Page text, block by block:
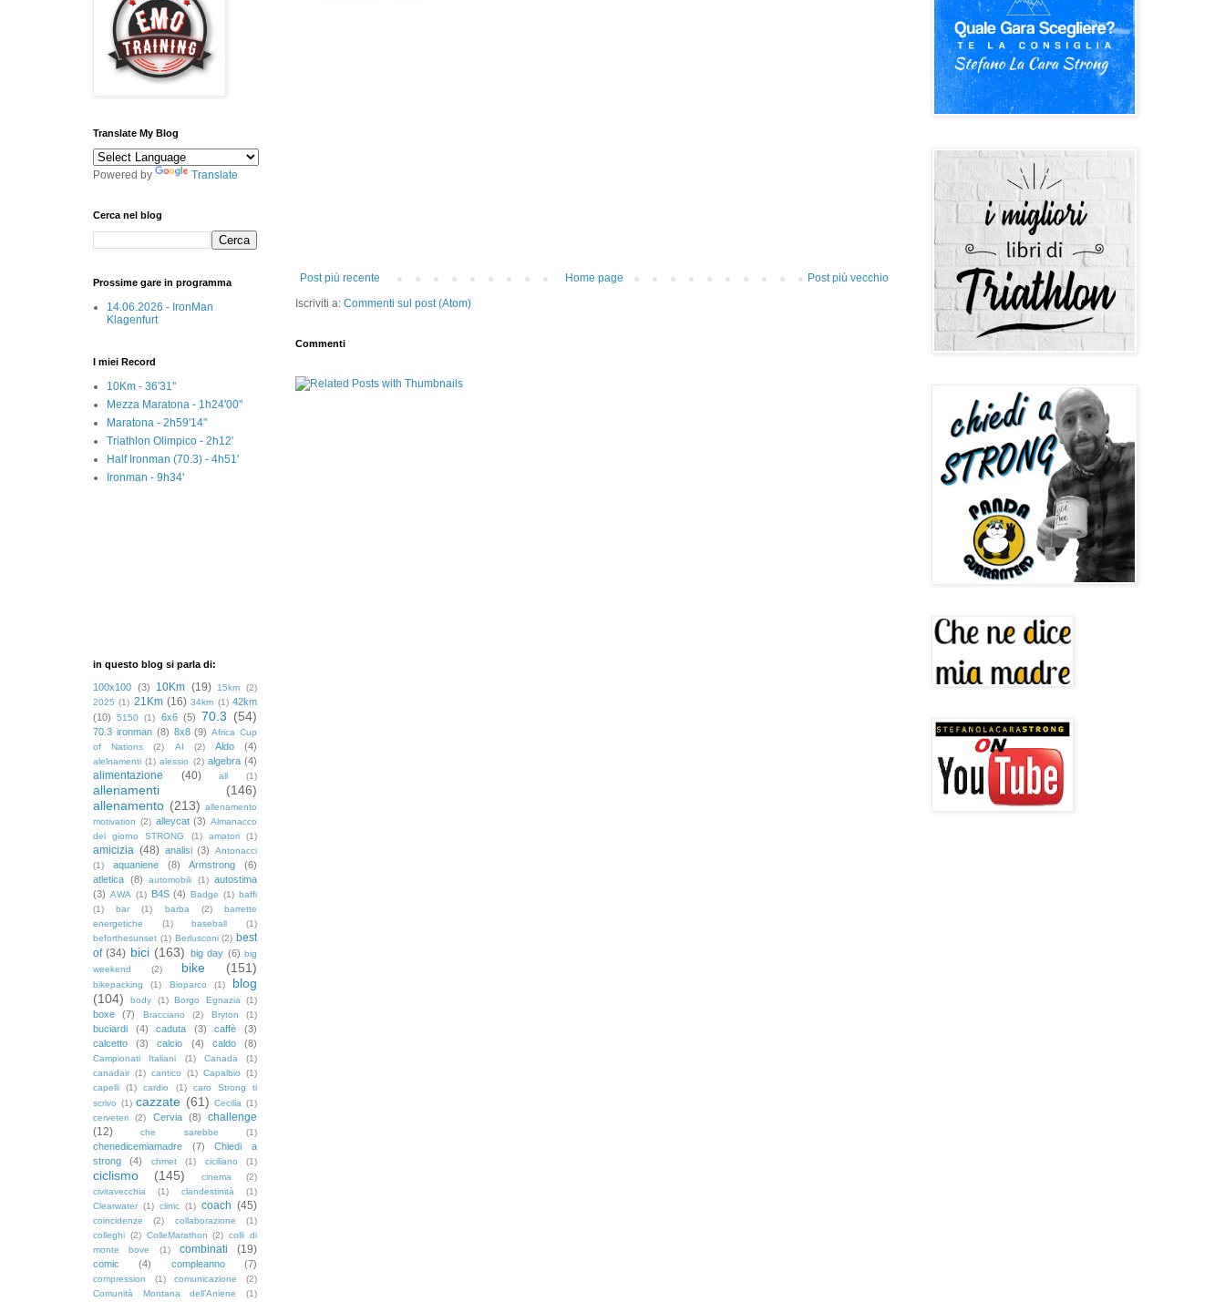
Post più recente Post più vecchio
Home page
Iscriviti a: Commenti sul post (Atom)
Commenti
Translate My Blog
Powered by Translate
Cerca nel blog
Prossime gare in programma
14.06.2026 - IronMan
Klagenfurt
I miei Record
10Km - 36'31"
Mezza Maratona - 1h24'00"
Maratona - 2h59'14"
Triathlon Olimpico - 2h12'
Half Ironman (70.3) - 4h51'
Ironman - 9h34'
in questo blog si parla di:
100x100 (3) 10Km (19) 15km
(2)
2025 (1) 21Km (16) 34km (1) 42km
(10)
5150 (1) 6x6 (5) 70.3 (54)
70.3 ironman (8) 8x8 (9) Africa Cup
of Nations
(2) AI (2) Aldo (4)
alelnamenti (1) alessio (2) algebra (4)
alimentazione (40) all (1)
allenamenti
(146)
allenamento (213) allenamento
motivation (2) alleycat (3) Almanacco
del giorno STRONG
(1) amatori (1)
amicizia (48) analisi (3)
Antonacci
(1)
aquaniene (8) Armstrong
(6)
atletica (8) automobili (1) autostima
(3) AWA (1) B4S (4) Badge (1) baffi
(1)
bar (1) barba (2)
barrette
energetiche
(1) baseball
(1)
beforthesunset (1) Berlusconi (2) best
of (34) bici (163) big day (6) big
weekend
(2) bike (151)
bikepacking (1) Bioparco (1)
blog
(104)
body (1) Borgo Egnazia (1)
boxe (7) Bracciano (2) Bryton (1)
buciardi (4) caduta (3) caffè
(3)
calcetto
(3) calcio (4) caldo (8)
Campionati Italiani (1) Canada
(1)
canadair (1) cantico (1) Capalbio
(1)
capelli
(1) cardio (1)
caro Strong ti
scrivo (1) cazzate (61) Cecilia (1)
cerveteri
(2) Cervia (8)
challenge
(12)
che sarebbe (1)
chenedicemiamadre (7)
Chiedi a
strong
(4) chmet (1) ciciliano (1)
ciclismo (145) cinema
(2)
civitavecchia
(1) clandestinità
(1)
Clearwater (1) clinic (1) coach (45)
coincidenze (2) collaborazione
(1)
colleghi (2) ColleMarathon (2) colli di
monte bove
(1) combinati (19)
comic (4) compleanno (7)
compression (1) comunicazione
(2)
Comunità Montana dell'Aniene
(1)